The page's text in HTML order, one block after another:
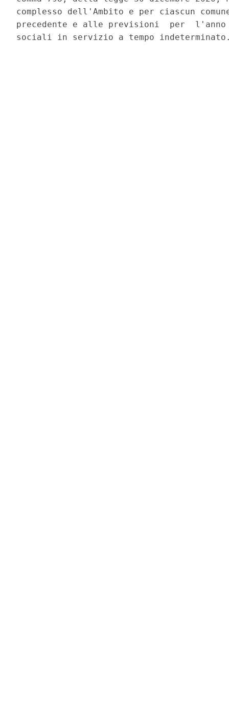
complesso dell'Ambito e per ciascun
precedente e alle previsioni  per